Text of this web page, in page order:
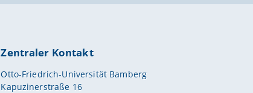
Zentraler Kontakt
Otto-Friedrich-Universität Bamberg
Kapuzinerstraße 16